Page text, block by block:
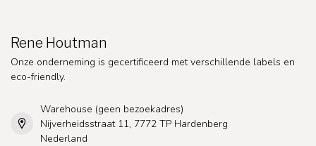
Rene Houtman
Onze onderneming is gecertificeerd met verschillende labels en
eco-friendly.
Warehouse (geen bezoekadres)
Nijverheidsstraat 11, 7772 TP Hardenberg
Nederland